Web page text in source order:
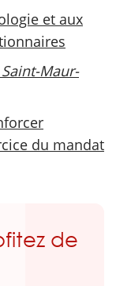
et aux
Maur-
du mandat
de